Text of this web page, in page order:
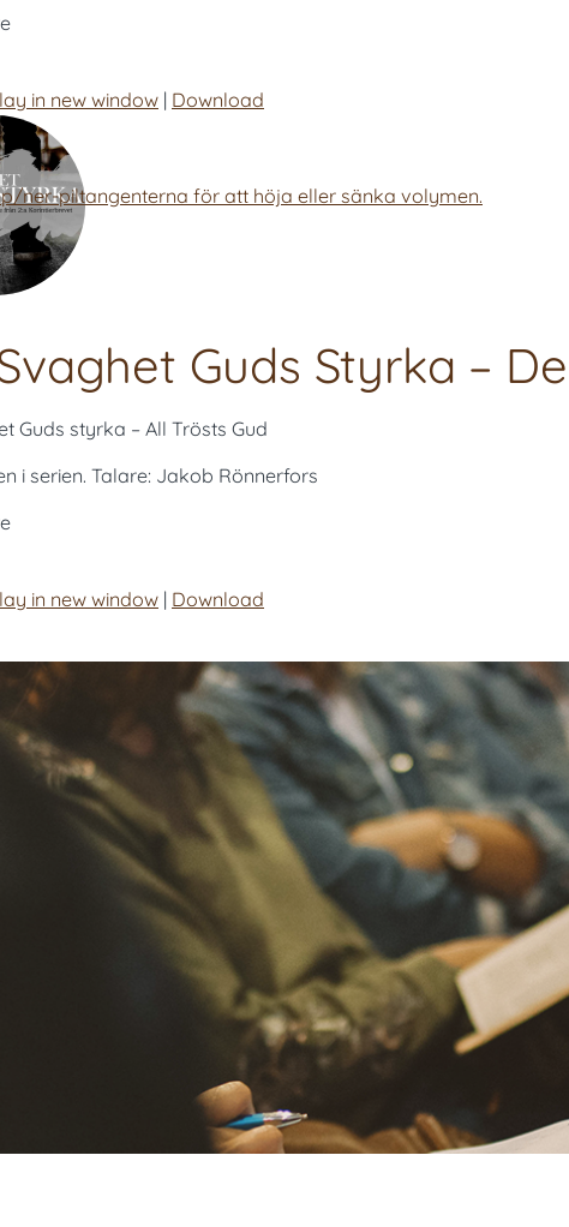
ner-piltangenterna för att höja eller sänka volymen.
in new window | Download
Guds Styrka –
Guds styrka – All Trösts Gud
i serien. Talare: Jakob Rönnerfors
ner-piltangenterna för att höja eller sänka volymen.
in new window | Download